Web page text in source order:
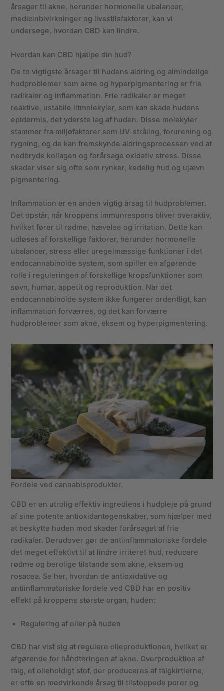
årsager til akne, herunder hormonelle ubalancer,
medicinbivirkninger og livsstilsfaktorer, kan vi
undersøge, hvordan CBD kan lindre.
Hvordan kan CBD hjælpe din hud?
De to vigtigste årsager til hudens aldring og almindelige
hudproblemer som akne og hyperpigmentering er frie
radikaler og inflammation. Frie radikaler er meget
reaktive, ustabile iltmolekyler, som kan skade hudens
epidermis, det yderste lag af huden. Disse molekyler
stammer fra miljøfaktorer som UV-stråling, forurening og
rygning, og de kan fremskynde aldringsprocessen ved at
nedbryde kollagen og forårsage oxidativ stress. Disse
skader viser sig ofte som rynker, kedelig hud og ujævn
pigmentering.
Inflammation er en anden vigtig årsag til hudproblemer.
Det opstår, når kroppens immunrespons bliver overaktiv,
hvilket fører til rødme, hævelse og irritation. Dette kan
udløses af forskellige faktorer, herunder hormonelle
ubalancer, stress eller uregelmæssige funktioner i det
endocannabinoide system, som spiller en afgørende
rolle i reguleringen af forskellige kropsfunktioner som
søvn, humør, appetit og reproduktion. Når det
endocannabinoide system ikke fungerer ordentligt, kan
inflammation forværres, og det kan forværre
hudproblemer som akne, eksem og hyperpigmentering.
Fordele ved cannabisprodukter.
CBD er en utrolig effektiv ingrediens i hudpleje på grund
af sine potente antioxidantegenskaber, som hjælper med
at beskytte huden mod skader forårsaget af frie
radikaler. Derudover gør de antiinflammatoriske fordele
det meget effektivt til at lindre irriteret hud, reducere
rødme og berolige tilstande som akne, eksem og
rosacea. Se her, hvordan de antioxidative og
antiinflammatoriske fordele ved CBD har en positiv
effekt på kroppens største organ, huden:
Regulering af olier på huden
CBD har vist sig at regulere olieproduktionen, hvilket er
afgørende for håndteringen af akne. Overproduktion af
talg, et olieholdigt stof, der produceres af talgkirtlerne,
er ofte en medvirkende årsag til tilstoppede porer og